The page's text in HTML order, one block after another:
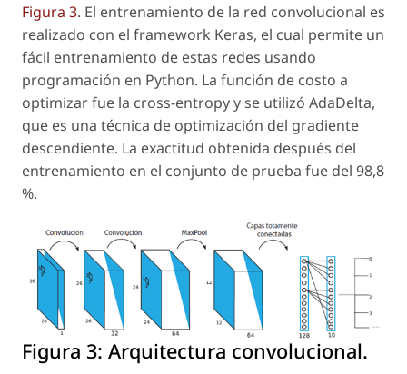
Figura 3. El entrenamiento de la red convolucional es
realizado con el framework Keras, el cual permite un
fácil entrenamiento de estas redes usando
programación en Python. La función de costo a
optimizar fue la cross-entropyy se utilizó AdaDelta,
que es una técnica de optimización del gradiente
descendiente. La exactitud obtenida después del
entrenamiento en el conjunto de prueba fue del 98,8
%.
Figura 3: Arquitectura convolucional.